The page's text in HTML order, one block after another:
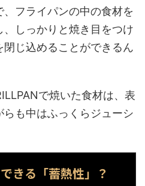
フライパンの中の食材を
しっかりと焼き目をつけ
じ込めることができるん
で焼いた食材は、表
も中はふっくらジューシ
きる「蓄熱性」？